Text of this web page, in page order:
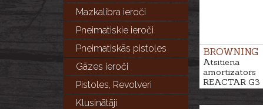
Mazkalibra ieroči
Pneimatiskie ieroči
Pneimatiskās pistoles
Gāzes ieroči
Pistoles, Revolveri
Klusinātāji
BROWNING
Atsitiena
amortizators
REACTAR G3